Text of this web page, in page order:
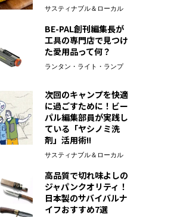
サスティナブル＆ローカル
BE-PAL創刊編集長が
工具の専門店で見つけ
た愛用品って何？
ランタン・ライト・ランプ
次回のキャンプを快適
に過ごすために！ビー
パル編集部員が実践し
ている「ヤシノミ洗
剤」活用術!!
サスティナブル＆ローカル
高品質で切れ味よしの
ジャパンクオリティ！
日本製のサバイバルナ
イフおすすめ7選